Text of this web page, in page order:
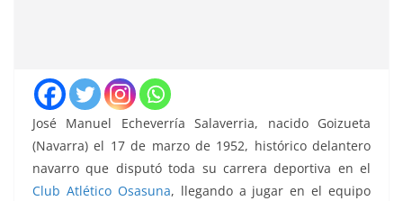
José Manuel Echeverría Salaverria, nacido Goizueta
(Navarra) el 17 de marzo de 1952, histórico delantero
navarro que disputó toda su carrera deportiva en el
Club Atlético Osasuna, llegando a jugar en el equipo